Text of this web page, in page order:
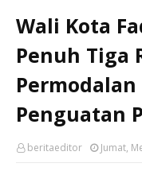
Wali Kota
Penuh Tiga
Penguatan
beritaeditor Jumat,